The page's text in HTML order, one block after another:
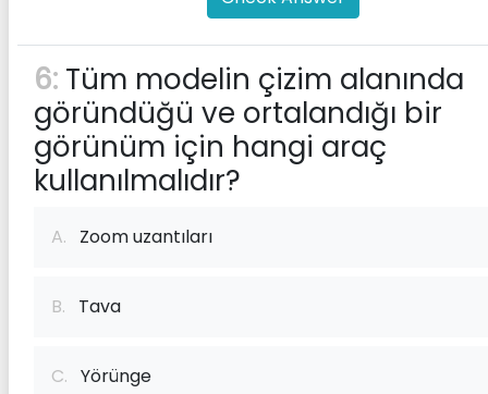
6: Tüm modelin çizim alanında
göründüğü ve ortalandığı bir
görünüm için hangi araç
kullanılmalıdır?
A. Zoom uzantıları
B. Tava
C. Yörünge